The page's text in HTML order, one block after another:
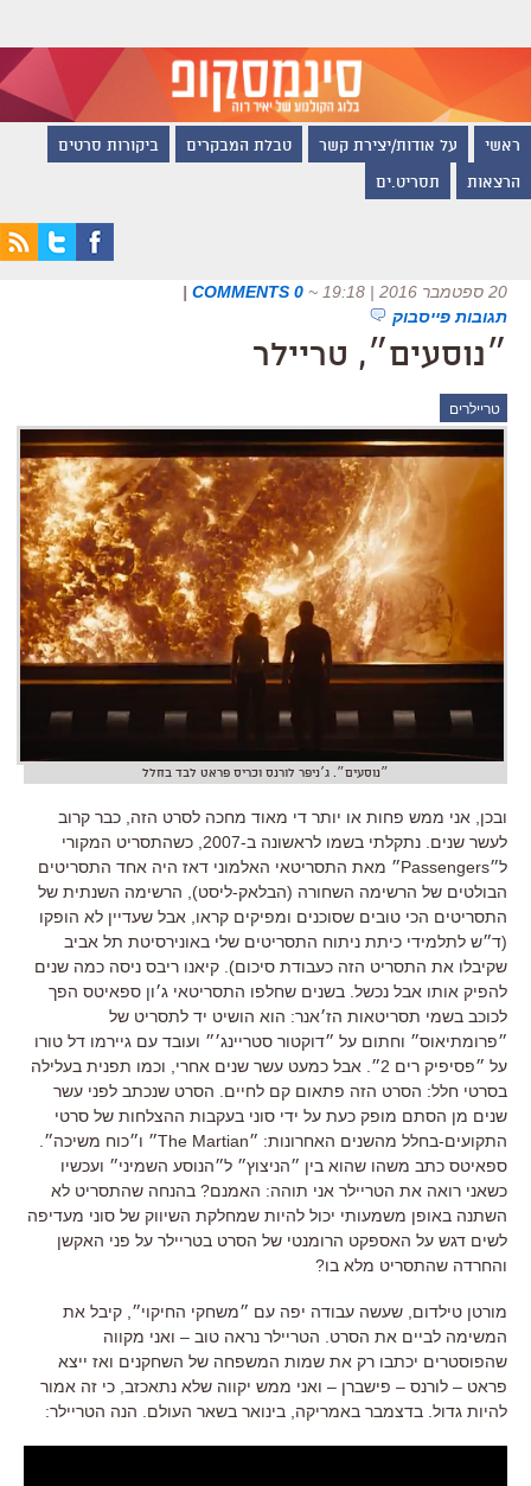
ראשי על אודות/יצירת קשר טבלת המבקרים ביקורות סרטים
הרצאות תסריט.ים
20 ספטמבר 2016 | 19:18 ~
0 COMMENTS
|
תגובות פייסבוק
״נוסעים״, טריילר
טריילרים
״נוסעים״. ג׳ניפר לורנס וכריס פראט לבד בחלל
ובכן, אני ממש פחות או יותר די מאוד מחכה לסרט הזה, כבר קרוב
לעשר שנים. נתקלתי בשמו לראשונה ב-2007, כשהתסריט המקורי
ל״Passengers״ מאת התסריטאי האלמוני דאז היה אחד התסריטים
הבולטים של הרשימה השחורה (הבלאק-ליסט), הרשימה השנתית של
התסריטים הכי טובים שסוכנים ומפיקים קראו, אבל שעדיין לא הופקו
(ד״ש לתלמידי כיתת ניתוח התסריטים שלי באונירסיטת תל אביב
שקיבלו את התסריט הזה כעבודת סיכום). קיאנו ריבס ניסה כמה שנים
להפיק אותו אבל נכשל. בשנים שחלפו התסריטאי ג׳ון ספאיטס הפך
לכוכב בשמי תסריטאות הז׳אנר: הוא הושיט יד לתסריט של
״פרומתיאוס״ וחתום על ״דוקטור סטריינג׳״ ועובד עם גיירמו דל טורו
על ״פסיפיק רים 2״. אבל כמעט עשר שנים אחרי, וכמו תפנית בעלילה
בסרטי חלל: הסרט הזה פתאום קם לחיים. הסרט שנכתב לפני עשר
שנים מן הסתם מופק כעת על ידי סוני בעקבות ההצלחות של סרטי
התקועים-בחלל מהשנים האחרונות: ״The Martian״ ו״כוח משיכה״.
ספאיטס כתב משהו שהוא בין ״הניצוץ״ ל״הנוסע השמיני״ ועכשיו
כשאני רואה את הטריילר אני תוהה: האמנם? בהנחה שהתסריט לא
השתנה באופן משמעותי יכול להיות שמחלקת השיווק של סוני מעדיפה
לשים דגש על האספקט הרומנטי של הסרט בטריילר על פני האקשן
והחרדה שהתסריט מלא בו?
מורטן טילדום, שעשה עבודה יפה עם ״משחקי החיקוי״, קיבל את
המשימה לביים את הסרט. הטריילר נראה טוב – ואני מקווה
שהפוסטרים יכתבו רק את שמות המשפחה של השחקנים ואז ייצא
פראט – לורנס – פישברן – ואני ממש יקווה שלא נתאכזב, כי זה אמור
להיות גדול. בדצמבר באמריקה, בינואר בשאר העולם. הנה הטריילר: